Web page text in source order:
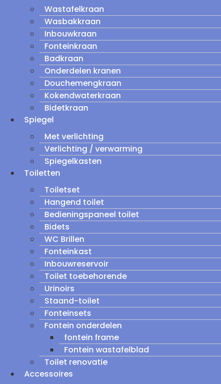
Wastafelkraan
Wasbakkraan
Inbouwkraan
Fonteinkraan
Badkraan
Onderdelen kranen
Douchemengkraan
Kokendwaterkraan
Bidetkraan
Spiegel
Met verlichting
Verlichting / verwarming
Spiegelkasten
Toiletten
Toiletset
Hangend toilet
Bedieningspaneel toilet
Bidets
WC Brillen
Fonteinkast
Inbouwreservoir
Toilet toebehorende
Urinoirs
Staand-toilet
Fonteinsets
Fontein onderdelen
fontein frame
Fontein wastafelblad
Toilet renovatie
Accessoires